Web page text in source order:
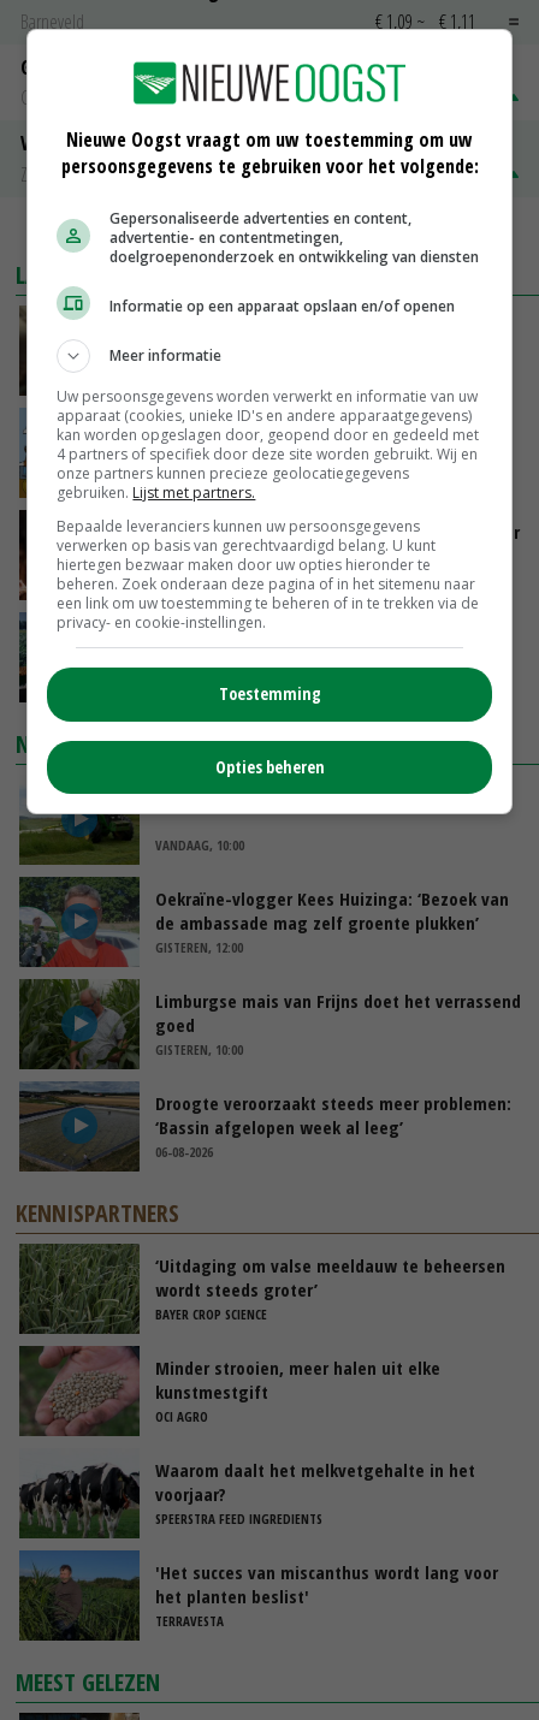
Barneveld
€ 1,09 ~ € 1,11
Gerst
Groningen
€ 197,00
Volle melkpoeder
Zuivel NL
€ 345,00 € 20,00
MEER MARKTPRIJZEN
LAATSTE NIEUWS
zorgen voor meer balans’
Internationale vraag naar geitenzuivel blijft
groot: Nederland in Europese top
VANDAAG, 15:33
Vlaamse varkensstapel krimpt, pluimveesector
groeit door schaalvergroting
VANDAAG, 15:20
‘Cijfer jezelf niet weg en doe vooral ook waar
NIEUWSTE VIDEO'S
POAH!: John Deere 7730
VANDAAG, 10:00
Oekraïne-vlogger Kees Huizinga: ‘Bezoek van
de ambassade mag zelf groente plukken’
GISTEREN, 12:00
Limburgse mais van Frijns doet het verrassend
goed
GISTEREN, 10:00
Droogte veroorzaakt steeds meer problemen:
‘Bassin afgelopen week al leeg’
06-08-2026
KENNISPARTNERS
‘Uitdaging om valse meeldauw te beheersen
wordt steeds groter’
BAYER CROP SCIENCE
Minder strooien, meer halen uit elke
kunstmestgift
OCI AGRO
Waarom daalt het melkvetgehalte in het
voorjaar?
SPEERSTRA FEED INGREDIENTS
'Het succes van miscanthus wordt lang voor
het planten beslist'
TERRAVESTA
MEEST GELEZEN
Nieuwe Oogst vraagt om uw toestemming om uw
persoonsgegevens te gebruiken voor het volgende:
Gepersonaliseerde advertenties en content,
advertentie- en contentmetingen,
doelgroepenonderzoek en ontwikkeling van diensten
Informatie op een apparaat opslaan en/of openen
Meer informatie
Uw persoonsgegevens worden verwerkt en informatie van uw
apparaat (cookies, unieke ID's en andere apparaatgegevens)
kan worden opgeslagen door, geopend door en gedeeld met
4 partners of specifiek door deze site worden gebruikt. Wij en
onze partners kunnen precieze geolocatiegegevens
gebruiken. Lijst met partners.
Bepaalde leveranciers kunnen uw persoonsgegevens
verwerken op basis van gerechtvaardigd belang. U kunt
hiertegen bezwaar maken door uw opties hieronder te
beheren. Zoek onderaan deze pagina of in het sitemenu naar
een link om uw toestemming te beheren of in te trekken via de
privacy- en cookie-instellingen.
Toestemming
Opties beheren